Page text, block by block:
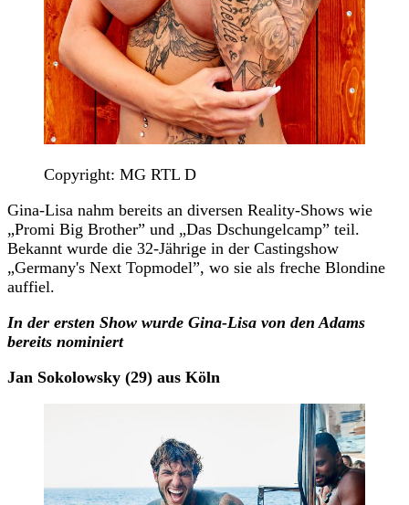
Copyright: MG RTL D
Gina-Lisa nahm bereits an diversen Reality-Shows wie
„Promi Big Brother” und „Das Dschungelcamp” teil.
Bekannt wurde die 32-Jährige in der Castingshow
„Germany's Next Topmodel”, wo sie als freche Blondine
auffiel.
In der ersten Show wurde Gina-Lisa von den Adams
bereits nominiert
Jan Sokolowsky (29) aus Köln